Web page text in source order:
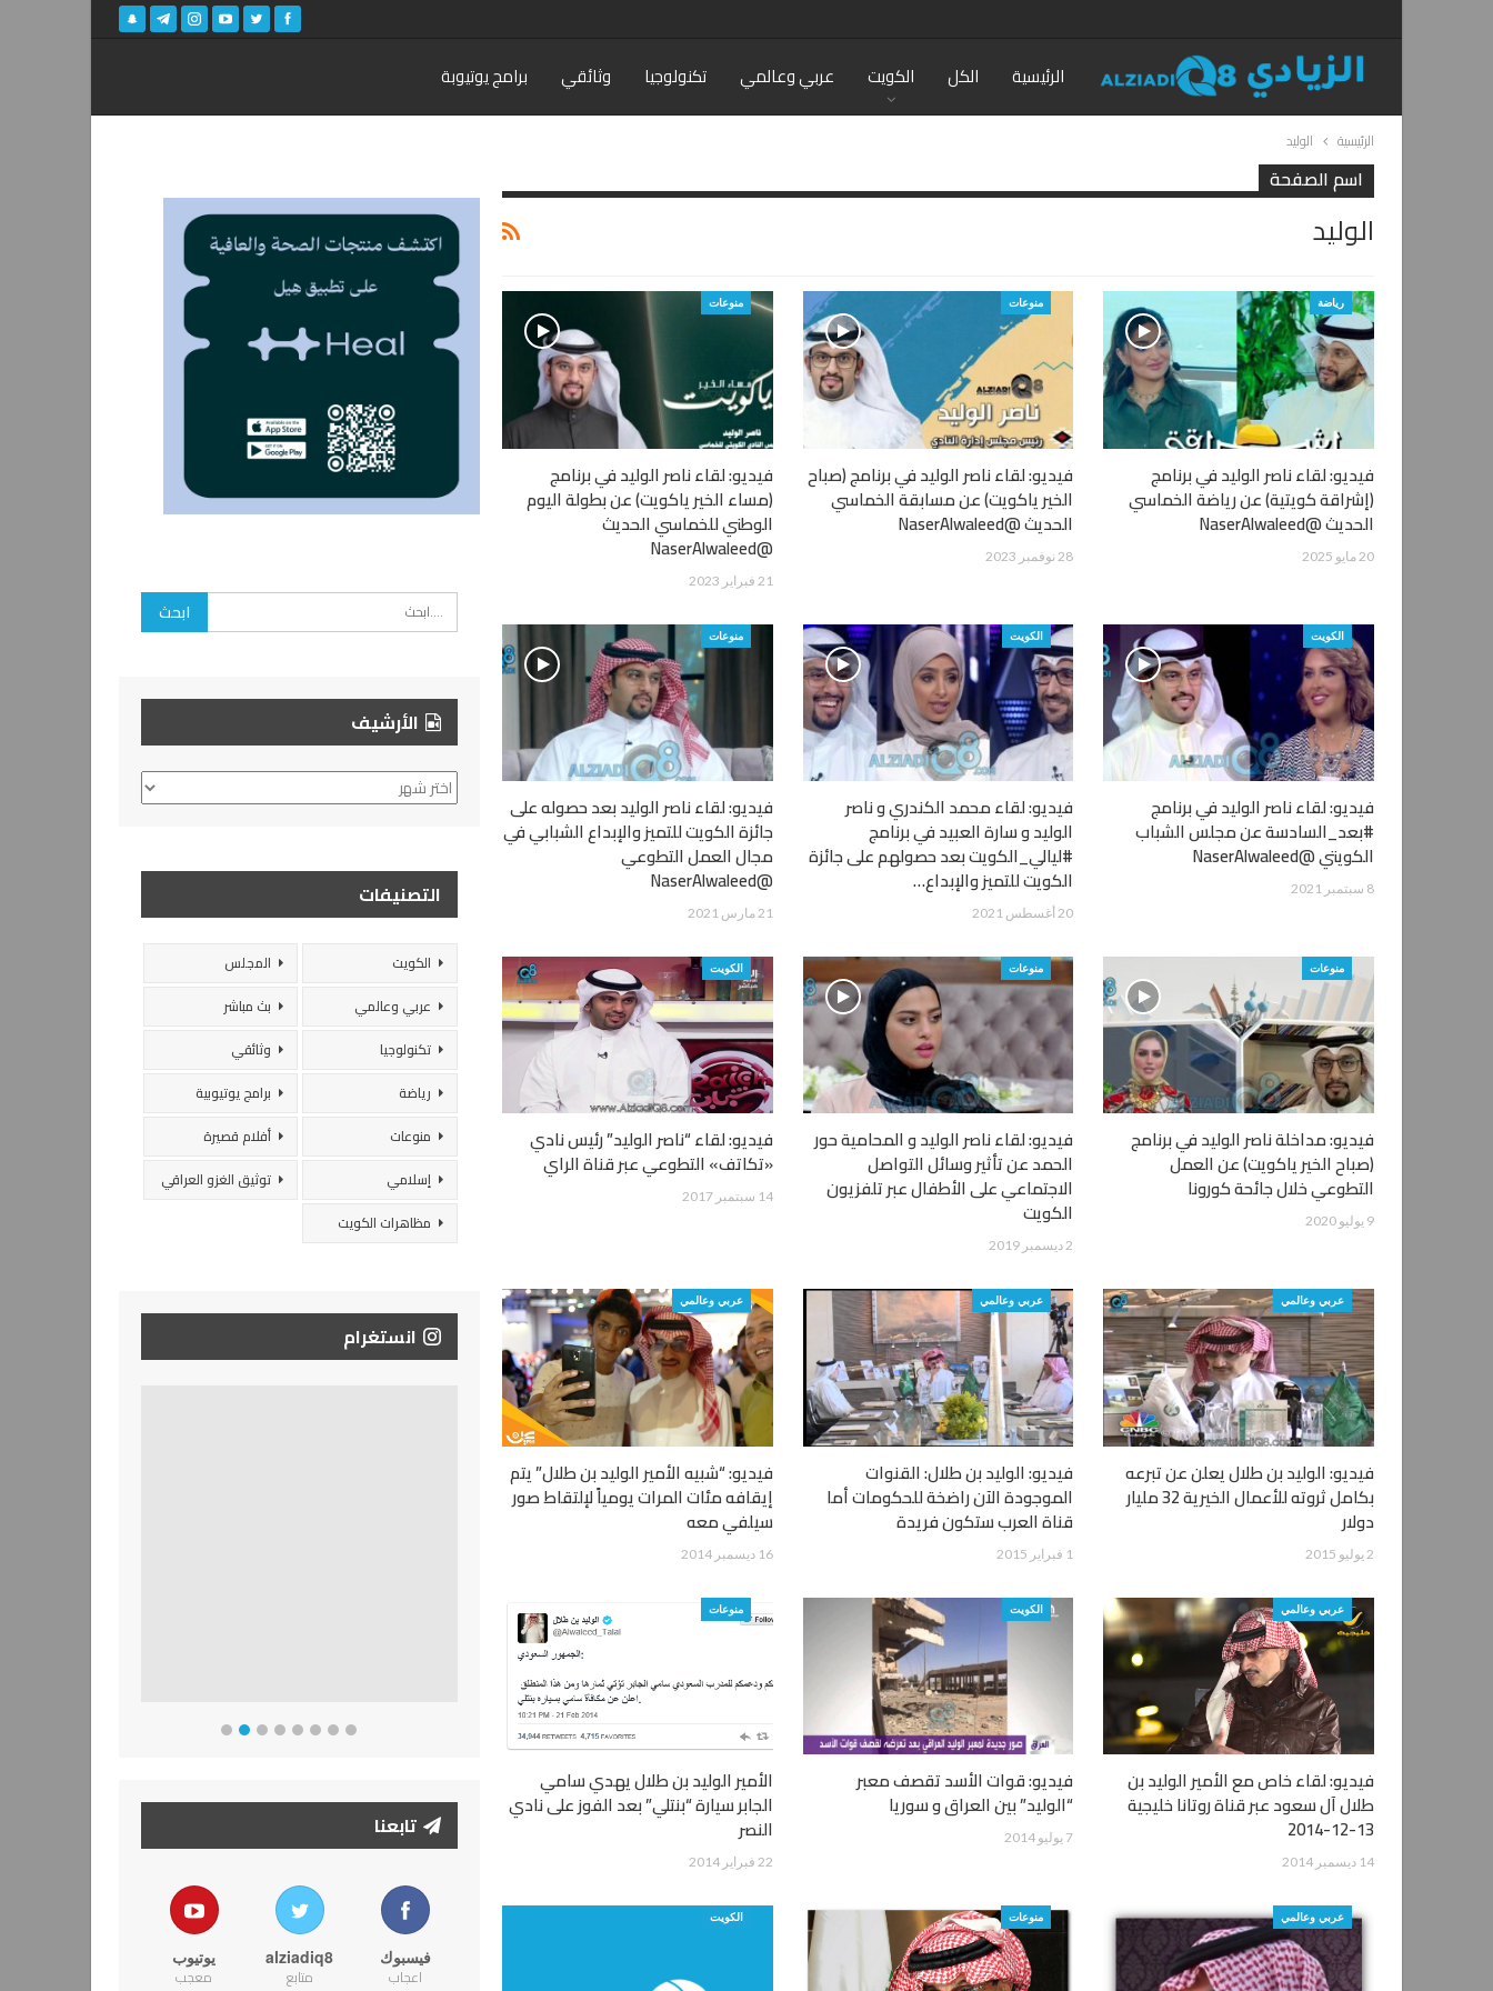
الرئيسية الكل الكويت عربي وعالمي تكنولوجيا وثائقي برامج يوتيوبة
الرئيسية الوليد
اسم الصفحة
الوليد
رياضة
فيديو: لقاء ناصر الوليد في برنامج
(إشراقة كويتية) عن رياضة الخماسي
الحديث @NaserAlwaleed
20 مايو 2025
منوعات
فيديو: لقاء ناصر الوليد في برنامج (صباح
الخير ياكويت) عن مسابقة الخماسي
الحديث @NaserAlwaleed
28 نوفمبر 2023
منوعات
فيديو: لقاء ناصر الوليد في برنامج
(مساء الخير ياكويت) عن بطولة اليوم
الوطني للخماسي الحديث
@NaserAlwaleed
21 فبراير 2023
الكويت
فيديو: لقاء ناصر الوليد في برنامج
#بعد_السادسة عن مجلس الشباب
الكويتي @NaserAlwaleed
8 سبتمبر 2021
الكويت
فيديو: لقاء محمد الكندري و ناصر
الوليد و سارة العبيد في برنامج
#ليالي_الكويت بعد حصولهم على جائزة
الكويت للتميز والإبداع…
20 أغسطس 2021
منوعات
فيديو: لقاء ناصر الوليد بعد حصوله على
جائزة الكويت للتميز والإبداع الشبابي في
مجال العمل التطوعي
@NaserAlwaleed
21 مارس 2021
منوعات
فيديو: مداخلة ناصر الوليد في برنامج
(صباح الخير ياكويت) عن العمل
التطوعي خلال جائحة كورونا
9 يوليو 2020
منوعات
فيديو: لقاء ناصر الوليد و المحامية حور
الحمد عن تأثير وسائل التواصل
الاجتماعي على الأطفال عبر تلفزيون
الكويت
2 ديسمبر 2019
الكويت
فيديو: لقاء “ناصر الوليد” رئيس نادي
«تكاتف» التطوعي عبر قناة الراي
14 سبتمبر 2017
عربي وعالمي
فيديو: الوليد بن طلال يعلن عن تبرعه
بكامل ثروته للأعمال الخيرية 32 مليار
دولار
2 يوليو 2015
عربي وعالمي
فيديو: الوليد بن طلال: القنوات
الموجودة الآن راضخة للحكومات أما
قناة العرب ستكون فريدة
1 فبراير 2015
عربي وعالمي
فيديو: “شبيه الأمير الوليد بن طلال” يتم
إيقافه مئات المرات يومياً لإلتقاط صور
سيلفي معه
16 ديسمبر 2014
عربي وعالمي
فيديو: لقاء خاص مع الأمير الوليد بن
طلال آل سعود عبر قناة روتانا خليجية
13-12-2014
14 ديسمبر 2014
الكويت
فيديو: قوات الأسد تقصف معبر
“الوليد” بين العراق و سوريا
7 يوليو 2014
منوعات
الأمير الوليد بن طلال يهدي سامي
الجابر سيارة “بنتلي” بعد الفوز على نادي
النصر
22 فبراير 2014
عربي وعالمي منوعات الكويت
الأرشيف
الأرشيف
التصنيفات
الكويت
المجلس
عربي وعالمي
بث مباشر
تكنولوجيا
وثائقي
رياضة
برامج يوتيوبية
منوعات
أفلام قصيرة
إسلامي
توثيق الغزو العراقي
مظاهرات الكويت
انستغرام
تابعنا
فيسبوك
اعجاب
alziadiq8
متابع
يوتيوب
معجب